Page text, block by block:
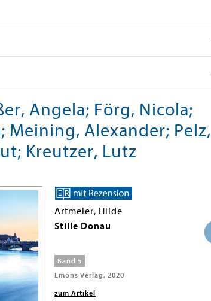
Angela; Förg, Nicola;
Meining, Alexander; Pelz,
Kreutzer, Lutz
Artmeier, Hilde
Stille Donau
Band 5
Emons Verlag, 2020
zum Artikel